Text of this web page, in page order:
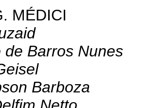
MÉDICI
de Barros Nunes
Barboza